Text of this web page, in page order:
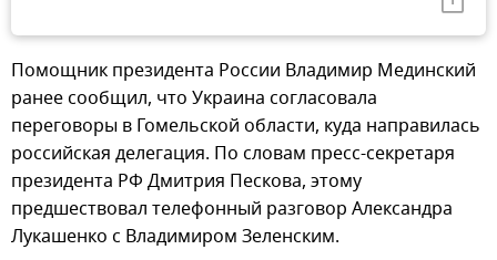
Помощник президента России Владимир Мединский
ранее сообщил, что Украина согласовала
переговоры в Гомельской области, куда направилась
российская делегация. По словам пресс-секретаря
президента РФ Дмитрия Пескова, этому
предшествовал телефонный разговор Александра
Лукашенко с Владимиром Зеленским.